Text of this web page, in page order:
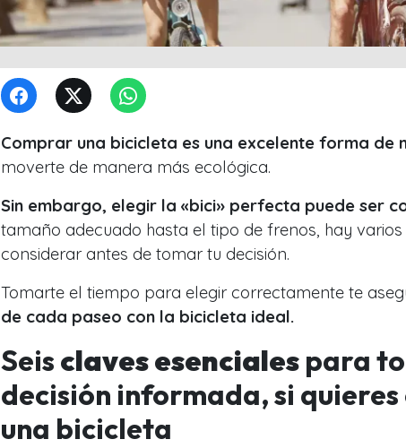
Comprar una bicicleta es una excelente forma de
moverte de manera más ecológica.
Sin embargo, elegir la «bici» perfecta puede ser
tamaño adecuado hasta el tipo de frenos, hay
considerar antes de tomar tu decisión.
Tomarte el tiempo para elegir correctamente te
de cada paseo con la bicicleta ideal.
Seis claves esenciales para
decisión informada, si
una bicicleta